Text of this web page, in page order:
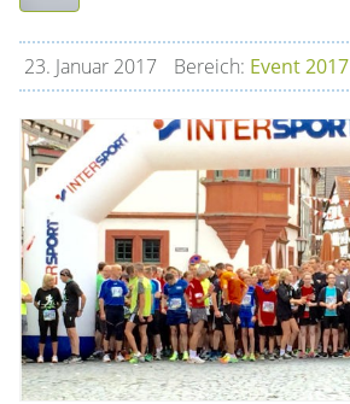
Alsfeld
23. Januar 2017 Bereich: Event 2017